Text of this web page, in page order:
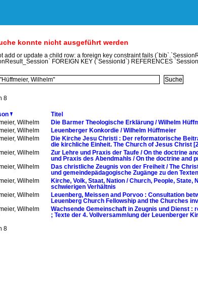
konnte nicht ausgeführt werden
add or update a child row: a foreign key constraint fails
FOREIGN KEY (`SessionId`) REFERENCES
8
Titel
Wilhelm Die Barmer Theologische Erklärung / Wilhelm
Wilhelm Leuenberger Konkordie / Wilhelm Hüffmeier
Wilhelm
Die Kirche Jesu Christi : Der reformatorische
die kirchliche Einheit. The Church of Jesus Christ
Wilhelm
Zur Lehre und Praxis der Taufe / On the doctrine
und Praxis des Abendmahls / On the doctrine and
Wilhelm
Das christliche Zeugnis von der Freiheit / The
und gemeindepädagogische Zugänge zu den Texten
Wilhelm
Kirche, Volk, Staat, Nation / Church, People, State,
schwierigen Verhältnis
Wilhelm
Leuenberg, Meissen and Porvoo : Consultation
Leuenberg Church Fellowship and the Churches
Wilhelm
Wachsende Gemeinschaft in Zeugnis und Dienst :
; Texte der 4. Vollversammlung der Leuenberger
8